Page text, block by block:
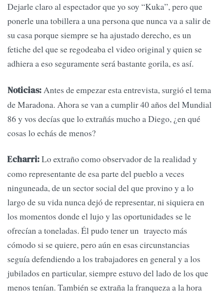
Dejarle claro al espectador que yo soy “Kuka”, pero que
ponerle una tobillera a una persona que nunca va a salir de
su casa porque siempre se ha ajustado derecho, es un
fetiche del que se regodeaba el video original y quien se
adhiera a eso seguramente será bastante gorila, es así.
Noticias: Antes de empezar esta entrevista, surgió el tema
de Maradona. Ahora se van a cumplir 40 años del Mundial
86 y vos decías que lo extrañás mucho a Diego, ¿en qué
cosas lo echás de menos?
Echarri:Lo extraño como observador de la realidad y
como representante de esa parte del pueblo a veces
ninguneada, de un sector social del que provino y a lo
largo de su vida nunca dejó de representar, ni siquiera en
los momentos donde el lujo y las oportunidades se le
ofrecían a toneladas. Él pudo tener un trayecto más
cómodo si se quiere, pero aún en esas circunstancias
seguía defendiendo a los trabajadores en general y a los
jubilados en particular, siempre estuvo del lado de los que
menos tenían. También se extraña la franqueza a la hora